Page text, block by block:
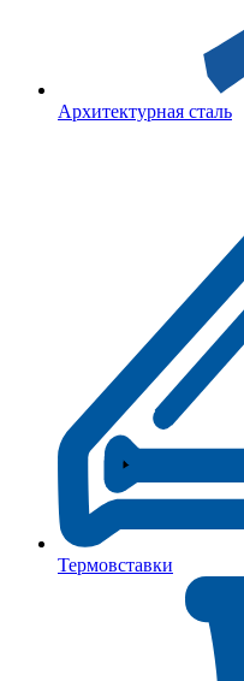
Архитектурная сталь
Термовставки